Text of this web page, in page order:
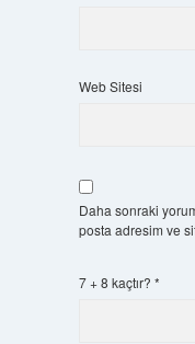
Web Sitesi
Daha sonraki
posta adresim ve
7 + 8 kaçtır? *